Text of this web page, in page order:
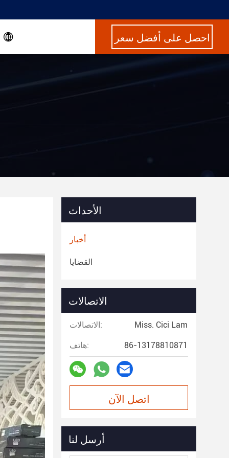
احصل على أفضل سعر
الأحداث
أخبار
القضايا
الاتصالات
الاتصالات: Miss. Cici Lam
هاتف: 86-13178810871
اتصل الآن
أرسل لنا